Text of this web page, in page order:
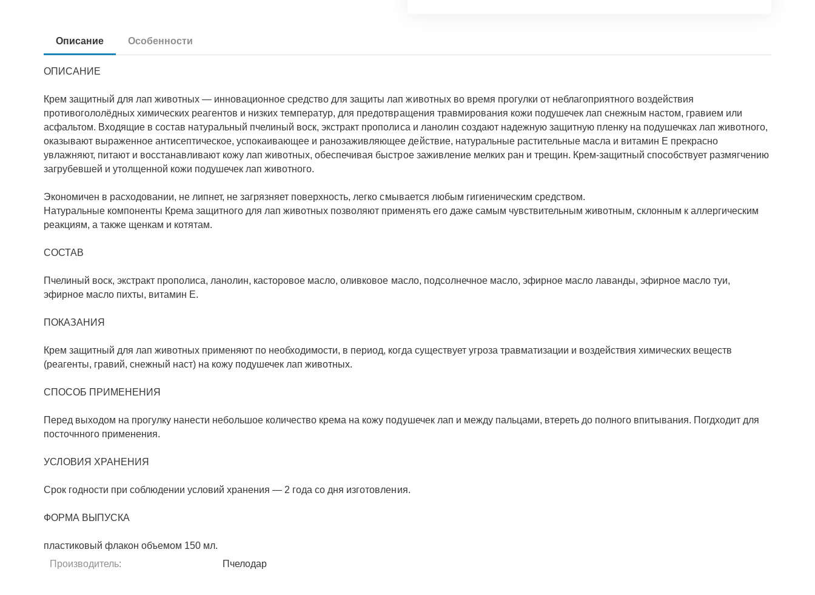
Описание Особенности
ОПИСАНИЕ
Крем защитный для лап животных — инновационное средство для защиты лап животных во время прогулки от неблагоприятного воздействия
противогололёдных химических реагентов и низких температур, для предотвращения травмирования кожи подушечек лап снежным настом, гравием или
асфальтом. Входящие в состав натуральный пчелиный воск, экстракт прополиса и ланолин создают надежную защитную пленку на подушечках лап животного,
оказывают выраженное антисептическое, успокаивающее и ранозаживляющее действие, натуральные растительные масла и витамин Е прекрасно
увлажняют, питают и восстанавливают кожу лап животных, обеспечивая быстрое заживление мелких ран и трещин. Крем-защитный способствует размягчению
загрубевшей и утолщенной кожи подушечек лап животного.
Экономичен в расходовании, не липнет, не загрязняет поверхность, легко смывается любым гигиеническим средством.
Натуральные компоненты Крема защитного для лап животных позволяют применять его даже самым чувствительным животным, склонным к аллергическим
реакциям, а также щенкам и котятам.
СОСТАВ
Пчелиный воск, экстракт прополиса, ланолин, касторовое масло, оливковое масло, подсолнечное масло, эфирное масло лаванды, эфирное масло туи,
эфирное масло пихты, витамин Е.
ПОКАЗАНИЯ
Крем защитный для лап животных применяют по необходимости, в период, когда существует угроза травматизации и воздействия химических веществ
(реагенты, гравий, снежный наст) на кожу подушечек лап животных.
СПОСОБ ПРИМЕНЕНИЯ
Перед выходом на прогулку нанести небольшое количество крема на кожу подушечек лап и между пальцами, втереть до полного впитывания. Погдходит для
посточнного применения.
УСЛОВИЯ ХРАНЕНИЯ
Срок годности при соблюдении условий хранения — 2 года со дня изготовления.
ФОРМА ВЫПУСКА
пластиковый флакон объемом 150 мл.
Производитель:
Пчелодар